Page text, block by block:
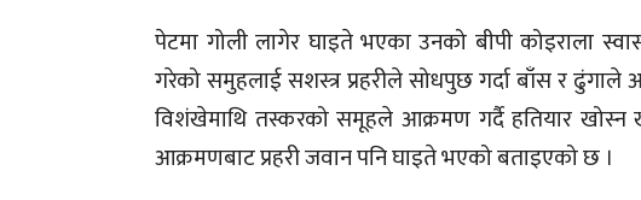
पेटमा गोली लागेर घाइते भएका उनको बीपी कोइराला
गरेको समुहलाई सशस्त्र प्रहरीले सोधपुछ गर्दा बाँस र ढुंगाले
विशंखेमाथि तस्करको समूहले आक्रमण गर्दै हतियार
आक्रमणबाट प्रहरी जवान पनि घाइते भएको बताइएको छ ।